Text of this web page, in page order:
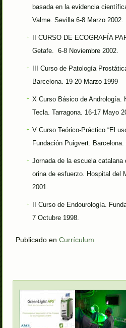
basada en la evidencia
Valme. Sevilla.6-8 Marzo 2002.
II CURSO DE ECOGRAFÍA
Getafe. 6-8 Noviembre 2002.
III Curso de Patología
Barcelona. 19-20 Marzo 1999
X Curso Básico de Andrología.
Tecla. Tarragona. 16-17 Mayo
V Curso Teórico-Práctico “El
Fundación Puigvert. Barcelona.
Jornada de la escuela
orina de esfuerzo. Hospital del
2001.
II Curso de Endourología.
7 Octubre 1998.
Publicado en Currículum